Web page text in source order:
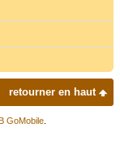
retourner en haut
GoMobile.